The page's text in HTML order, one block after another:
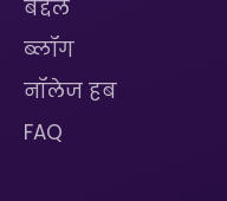
बद्दल
ब्लॉग
नॉलेज हब
FAQ